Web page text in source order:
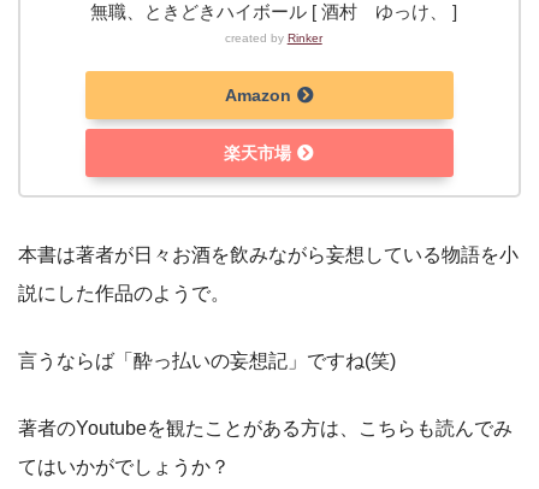
無職、ときどきハイボール [ 酒村 ゆっけ、 ]
created by Rinker
Amazon
楽天市場
本書は著者が日々お酒を飲みながら妄想している物語を小
説にした作品のようで。
言うならば「酔っ払いの妄想記」ですね(笑)
著者のYoutubeを観たことがある方は、こちらも読んでみ
てはいかがでしょうか？